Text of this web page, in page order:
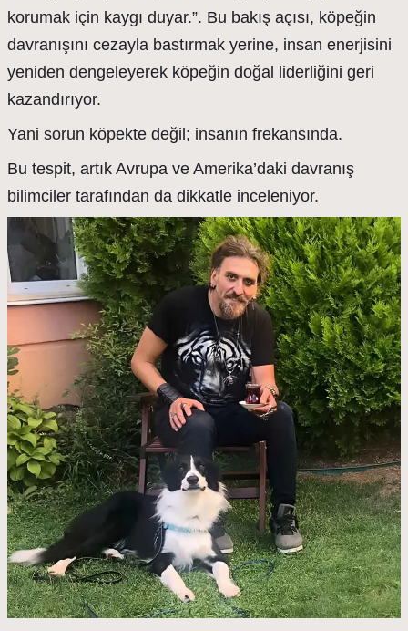
korumak için kaygı duyar.”. Bu bakış açısı, köpeğin
davranışını cezayla bastırmak yerine, insan enerjisini
yeniden dengeleyerek köpeğin doğal liderliğini geri
kazandırıyor.
Yani sorun köpekte değil; insanın frekansında.
Bu tespit, artık Avrupa ve Amerika’daki davranış
bilimciler tarafından da dikkatle inceleniyor.